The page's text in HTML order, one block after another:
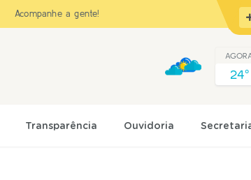
Acompanhe a gente!
24º
Transparência Ouvidoria